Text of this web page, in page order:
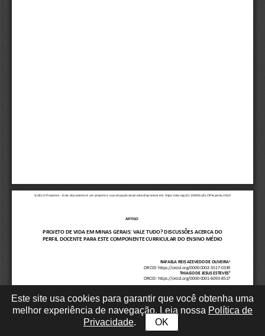
Este site usa cookies para garantir que você obtenha uma
melhor experiência de navegação. Leia nossa Política de
Privacidade. OK